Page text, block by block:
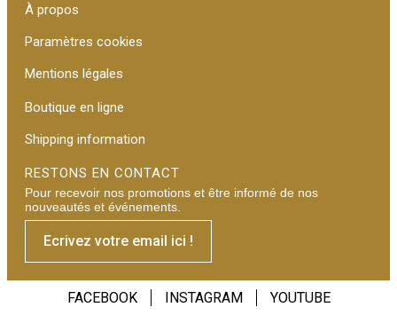
À propos
Paramètres cookies
Mentions légales
Boutique en ligne
Shipping information
RESTONS EN CONTACT
Pour recevoir nos promotions et être informé de nos
nouveautés et événements.
Ecrivez votre email ici !
FACEBOOK INSTAGRAM YOUTUBE